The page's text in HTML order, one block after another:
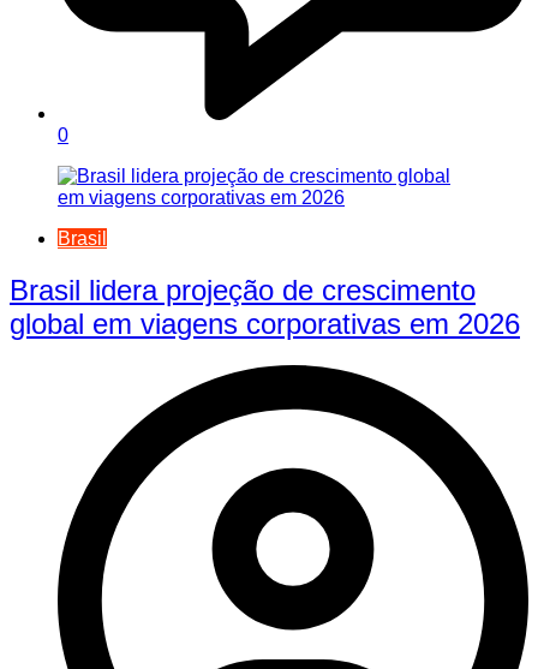
0
Brasil
Brasil lidera projeção de crescimento
global em viagens corporativas em 2026